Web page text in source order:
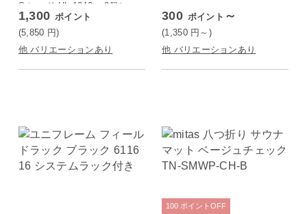
S レッド UL-1040 × 2個セッ
ト
1,300 ポイント
(5,850 円)
他 バリエーションあり
300 ポイント ～
(1,350 円 ～)
他 バリエーションあり
100 ポイント OFF